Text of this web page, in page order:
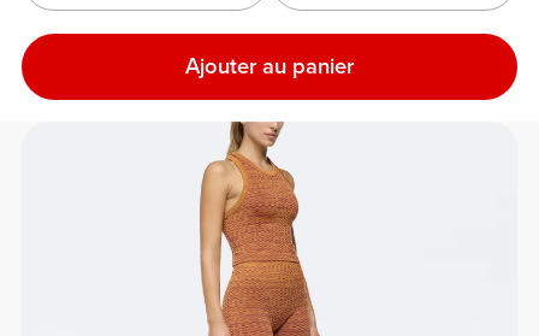
Ajouter au panier